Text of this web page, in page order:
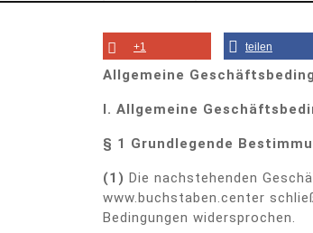
+1 teilen
Allgemeine
I. Allgemeine
§ 1 Grundlegende
(1) Die nachstehenden
www.buchstaben.center
Bedingungen widersprochen.